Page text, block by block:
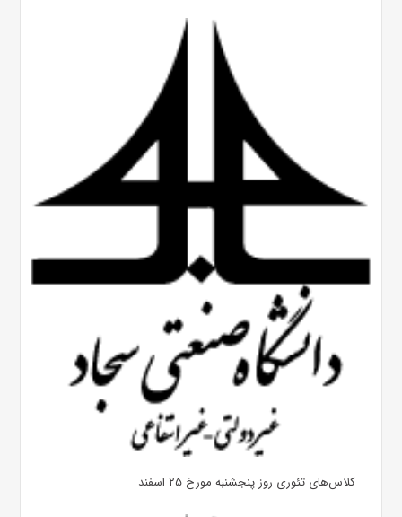
کلاس‌های تئوری روز پنجشنبه مورخ ۲۵ اسفند